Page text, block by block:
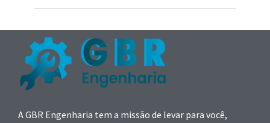
A GBR Engenharia tem a missão de levar para você,